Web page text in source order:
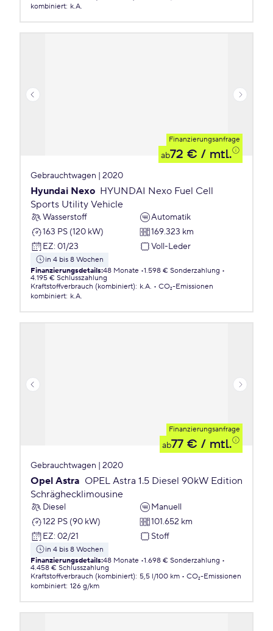
kombiniert: k.A.
Finanzierungsanfrage
ab72 € / mtl.
Gebrauchtwagen | 2020
Hyundai Nexo HYUNDAI Nexo Fuel Cell
Sports Utility Vehicle
Wasserstoff
Automatik
163 PS (120 kW)
169.323 km
EZ: 01/23 Voll-Leder
in 4 bis 8 Wochen
Finanzierungsdetails:48 Monate 1.598 € Sonderzahlung
4.195 € Schlusszahlung
Kraftstoffverbrauch (kombiniert): k.A.
CO₂-Emissionen
kombiniert: k.A.
Finanzierungsanfrage
ab77 € / mtl.
Gebrauchtwagen | 2020
Opel Astra OPEL Astra 1.5 Diesel 90kW Edition
Schräghecklimousine
Diesel
Manuell
122 PS (90 kW)
101.652 km
EZ: 02/21 Stoff
in 4 bis 8 Wochen
Finanzierungsdetails:48 Monate 1.698 € Sonderzahlung
4.458 € Schlusszahlung
Kraftstoffverbrauch (kombiniert): 5,5 l/100 km
CO₂-Emissionen
kombiniert: 126 g/km